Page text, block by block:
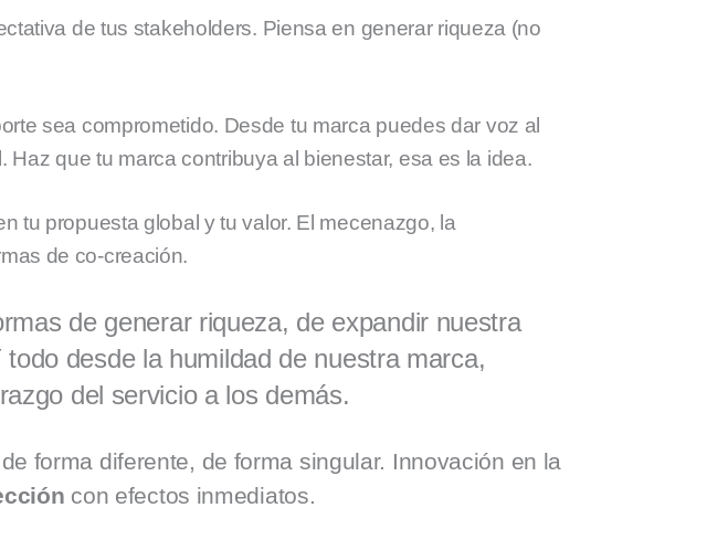
de tus stakeholders. Piensa en generar riqueza (no
sea comprometido. Desde tu marca puedes dar voz al
que tu marca contribuya al bienestar, esa es la idea.
tu propuesta global y tu valor. El mecenazgo, la
de co-creación.
de generar riqueza, de expandir nuestra
todo desde la humildad de nuestra marca,
del servicio a los demás.
forma diferente, de forma singular. Innovación en la
con efectos inmediatos.